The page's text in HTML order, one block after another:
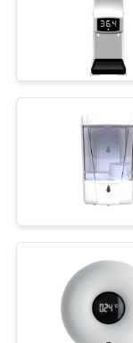
SITEMAP
PRIVACY
POLICY
Kotak